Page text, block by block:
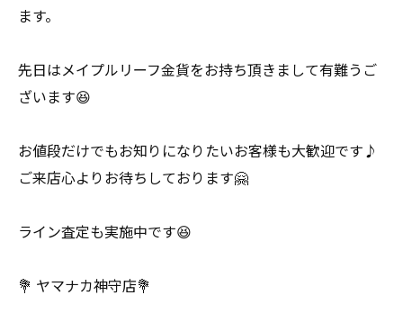
ます。
先日はメイプルリーフ金貨をお持ち頂きまして有難うご
ざいます😆
お値段だけでもお知りになりたいお客様も大歓迎です♪
ご来店心よりお待ちしております🤗
ライン査定も実施中です😆
💐 ヤマナカ神守店💐